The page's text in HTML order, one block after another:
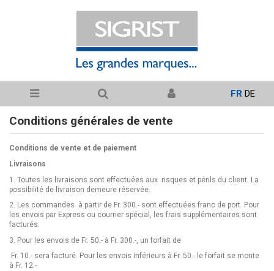
FR DE
Conditions générales de vente
Conditions de vente et de paiement
Livraisons
1.
Toutes les livraisons sont effectuées aux risques et périls du client. La
possibilité de livraison demeure réservée.
2. Les commandes à partir de Fr. 300.- sont effectuées franc de port. Pour
les envois par Express ou courrier spécial, les frais supplémentaires sont
facturés.
3. Pour les envois de Fr. 50.- à Fr. 300.-, un forfait de
Fr. 10.- sera facturé. Pour les envois inférieurs à Fr. 50.- le forfait se monte
à Fr. 12.-